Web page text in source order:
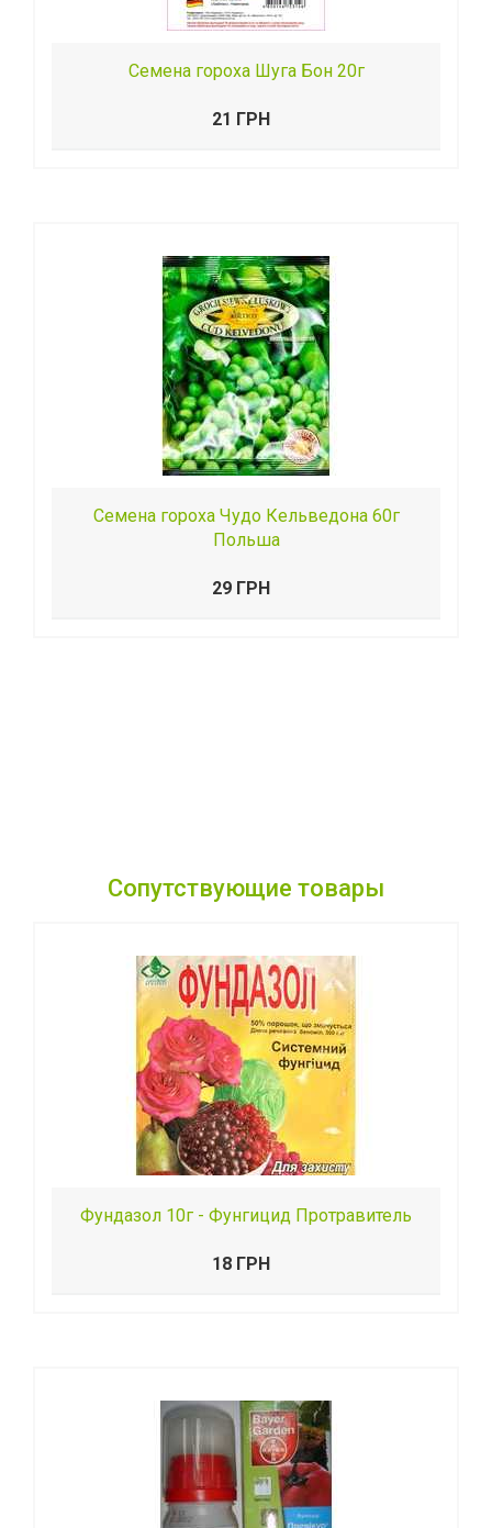
Семена гороха Шуга Бон 20г
21 ГРН
Семена гороха Чудо Кельведона 60г
Польша
29 ГРН
Сопутствующие товары
Фундазол 10г - Фунгицид Протравитель
18 ГРН